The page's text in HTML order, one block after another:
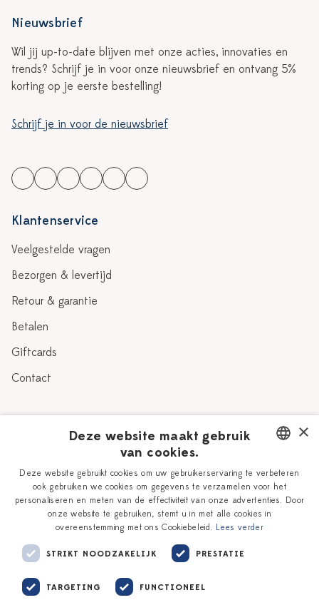
Nieuwsbrief
Wil jij up-to-date blijven met onze acties, innovaties en
trends? Schrijf je in voor onze nieuwsbrief en ontvang 5%
korting op je eerste bestelling!
Schrijf je in voor de nieuwsbrief
Klantenservice
Veelgestelde vragen
Bezorgen & levertijd
Retour & garantie
Betalen
Giftcards
Contact
Verhaal
Onze plateelschilders
Delfts Blauw
Workshops
Vacatures
Zakelijk
DUTCH
ENGLISH
×
Deze website maakt gebruik
van cookies.
Deze website gebruikt cookies om uw gebruikerservaring te verbeteren
ook gebruiken we cookies om gegevens te verzamelen voor het
personaliseren en meten van de effectiviteit van onze advertenties. Door
onze website te gebruiken, stemt u in met alle cookies in
overeenstemming met ons Cookiebeleid. Lees verder
STRIKT NOODZAKELIJK PRESTATIE
TARGETING FUNCTIONEEL